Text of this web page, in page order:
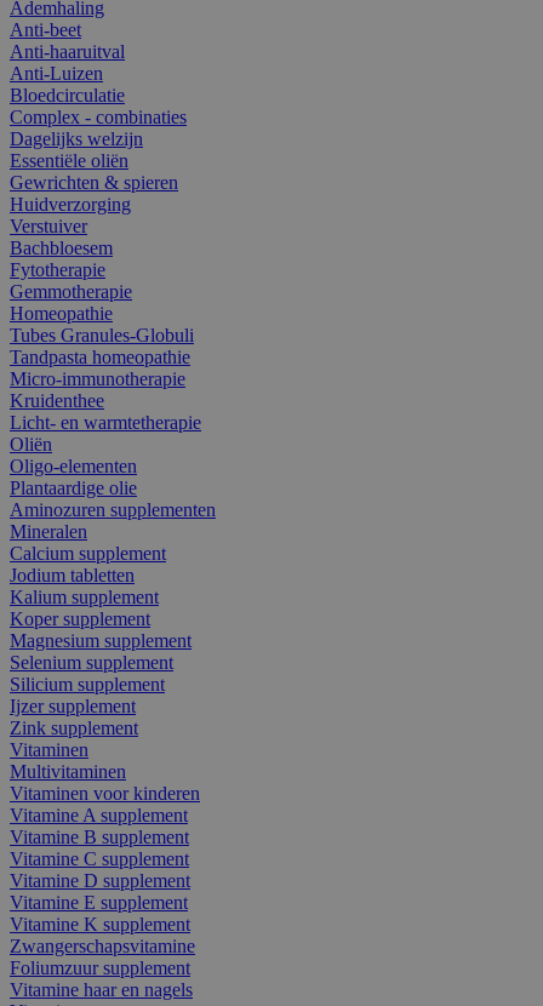
Ademhaling
Anti-beet
Anti-haaruitval
Anti-Luizen
Bloedcirculatie
Complex - combinaties
Dagelijks welzijn
Essentiële oliën
Gewrichten & spieren
Huidverzorging
Verstuiver
Bachbloesem
Fytotherapie
Gemmotherapie
Homeopathie
Tubes Granules-Globuli
Tandpasta homeopathie
Micro-immunotherapie
Kruidenthee
Licht- en warmtetherapie
Oliën
Oligo-elementen
Plantaardige olie
Aminozuren supplementen
Mineralen
Calcium supplement
Jodium tabletten
Kalium supplement
Koper supplement
Magnesium supplement
Selenium supplement
Silicium supplement
Ijzer supplement
Zink supplement
Vitaminen
Multivitaminen
Vitaminen voor kinderen
Vitamine A supplement
Vitamine B supplement
Vitamine C supplement
Vitamine D supplement
Vitamine E supplement
Vitamine K supplement
Zwangerschapsvitamine
Foliumzuur supplement
Vitamine haar en nagels